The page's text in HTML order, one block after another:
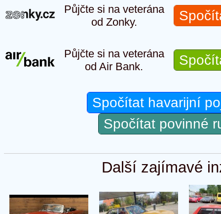
Půjčte si na veterána
od Zonky.
Půjčte si na veterána
od Air Bank.
Spočítat havarijní
Spočítat povinné
Další zajímavé